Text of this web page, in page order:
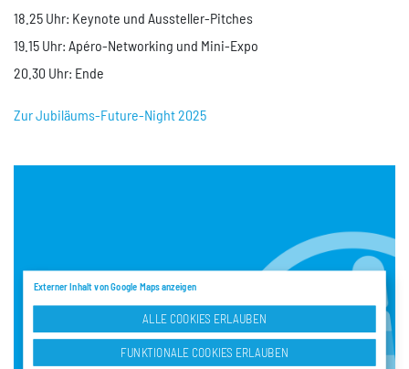
18.25 Uhr: Keynote und Aussteller-Pitches
19.15 Uhr: Apéro-Networking und Mini-Expo
20.30 Uhr: Ende
Zur Jubiläums-Future-Night 2025
Externer Inhalt von Google Maps anzeigen
ALLE COOKIES ERLAUBEN
FUNKTIONALE COOKIES ERLAUBEN